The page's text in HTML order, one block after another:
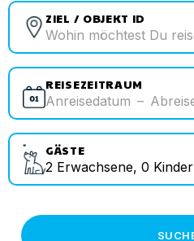
ZIEL / OBJEKT ID
REISEZEITRAUM
Anreisedatum –
GÄSTE
2 Erwachsene, 0 Kinder